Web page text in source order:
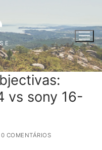
E
vs sony 16-
0 COMENTÁRIOS